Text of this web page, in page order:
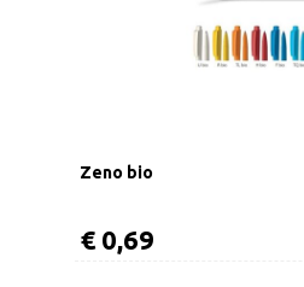
Zeno bio
€ 0,69